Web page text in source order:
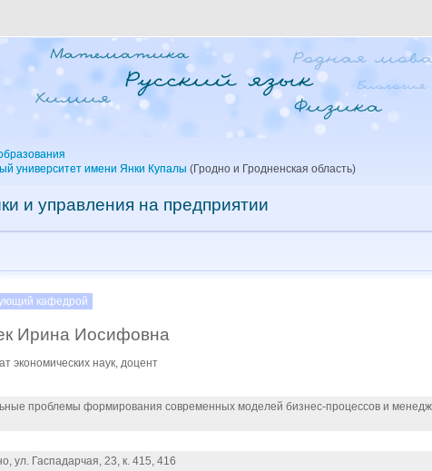
университет имени Янки Купалы (Гродно и Гродненская область)
и управления на предприятии
кафедрой
Ирина Иосифовна
экономических наук, доцент
проблемы формирования современных моделей бизнес-процессов и
ул. Гаспадарчая, 23, к. 415, 416